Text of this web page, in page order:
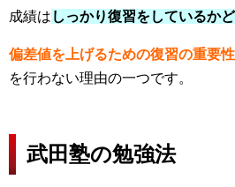
成績は しっかり復習をしているか
偏差値を上げるための復習の重要性
を行わない理由の一つです。
武田塾の勉強法